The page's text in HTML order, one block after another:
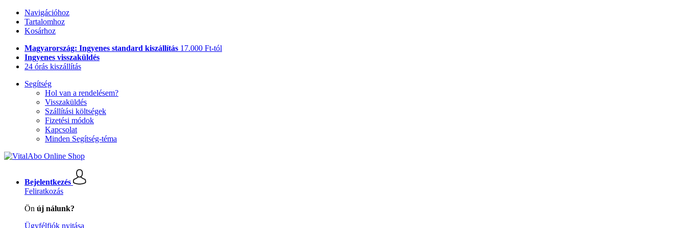
Navigációhoz
Tartalomhoz
Kosárhoz
Magyarország: Ingyenes standard kiszállítás 17.000 Ft-tól
Ingyenes visszaküldés
24 órás kiszállítás
Segítség
Hol van a rendelésem?
Visszaküldés
Szállítási költségek
Fizetési módok
Kapcsolat
Minden Segítség-téma
Bejelentkezés
Feliratkozás
Ön új nálunk?
Ügyfélfiók nyitása